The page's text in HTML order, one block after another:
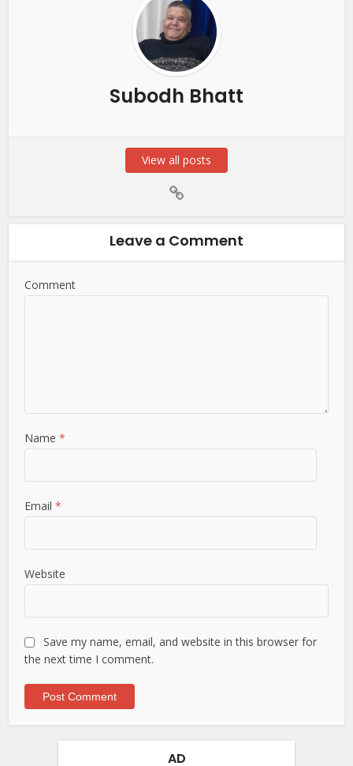
Subodh Bhatt
View all posts
Leave a Comment
Comment
Name*
Email*
Website
Save my name, email, and website in this browser for
the next time I comment.
AD